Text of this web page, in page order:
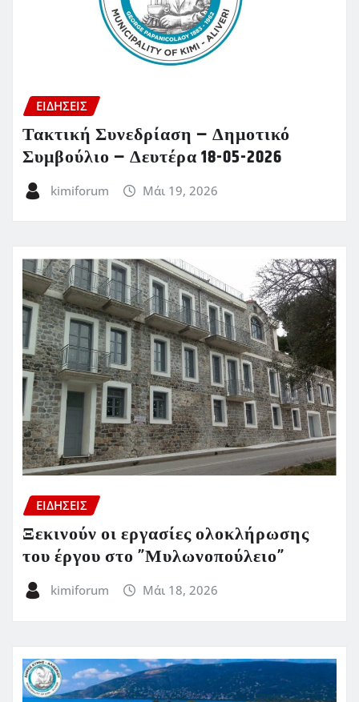
ΕΙΔΗΣΕΙΣ
Τακτική Συνεδρίαση – Δημοτικό
Συμβούλιο – Δευτέρα 18-05-2026
kimiforum Μάι 19, 2026
ΕΙΔΗΣΕΙΣ
Ξεκινούν οι εργασίες ολοκλήρωσης
του έργου στο ”Μυλωνοπούλειο”
kimiforum Μάι 18, 2026